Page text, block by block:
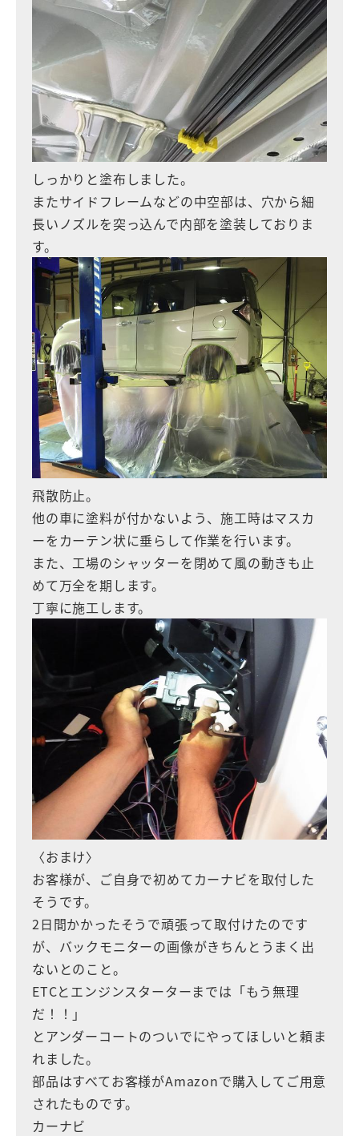
しっかりと塗布しました。
またサイドフレームなどの中空部は、穴から細
長いノズルを突っ込んで内部を塗装しておりま
す。
飛散防止。
他の車に塗料が付かないよう、施工時はマスカ
ーをカーテン状に垂らして作業を行います。
また、工場のシャッターを閉めて風の動きも止
めて万全を期します。
丁寧に施工します。
〈おまけ〉
お客様が、ご自身で初めてカーナビを取付した
そうです。
2日間かかったそうで頑張って取付けたのです
が、バックモニターの画像がきちんとうまく出
ないとのこと。
ETCとエンジンスターターまでは「もう無理
だ！！」
とアンダーコートのついでにやってほしいと頼ま
れました。
部品はすべてお客様がAmazonで購入してご用意
されたものです。
カーナビ